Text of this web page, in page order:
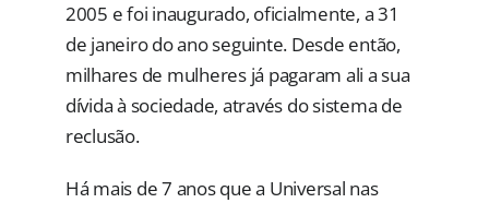
2005 e foi inaugurado, oficialmente, a 31
de janeiro do ano seguinte. Desde então,
milhares de mulheres já pagaram ali a sua
dívida à sociedade, através do sistema de
reclusão.
Há mais de 7 anos que a Universal nas